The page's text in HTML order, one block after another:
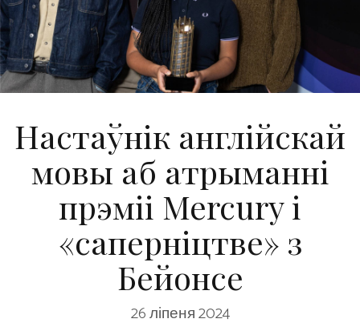
Настаўнік англійскай
мовы аб атрыманні
прэміі Mercury і
«саперніцтве» з
Бейонсе
26 ліпеня 2024